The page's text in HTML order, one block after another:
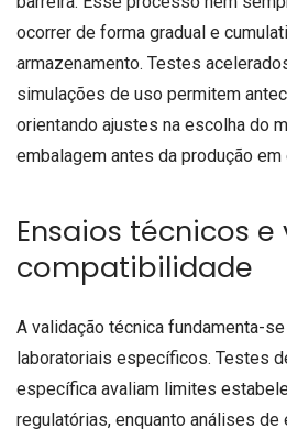
ocorrer de forma gradual e
armazenamento. Testes
simulações de uso permitem
orientando ajustes na escolha do
embalagem antes da produção em
Ensaios técnicos
compatibilidade
A validação técnica fundamenta-
laboratoriais específicos. Testes
específica avaliam limites
regulatórias, enquanto análises